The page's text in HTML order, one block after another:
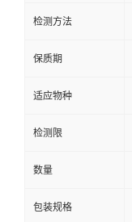
检测方法
保质期
适应物种
检测限
数量
包装规格